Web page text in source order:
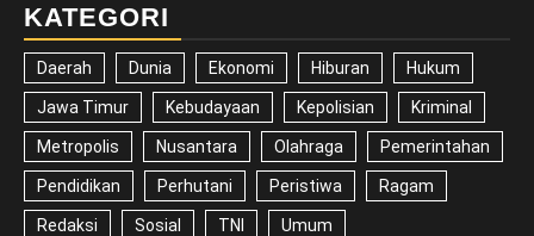
KATEGORI
Daerah Dunia Ekonomi Hiburan Hukum
Jawa Timur Kebudayaan Kepolisian Kriminal
Metropolis Nusantara Olahraga Pemerintahan
Pendidikan Perhutani Peristiwa Ragam
Redaksi Sosial TNI Umum